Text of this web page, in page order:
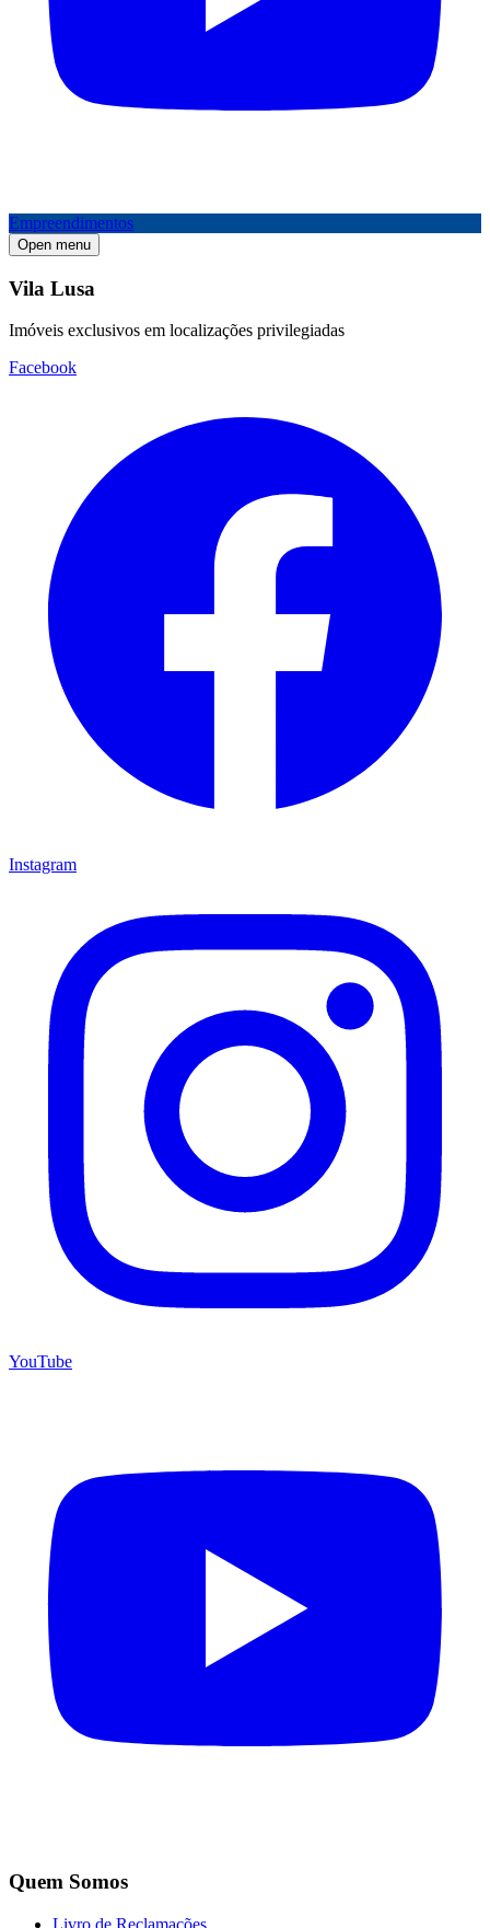
Empreendimentos
Open menu
Vila Lusa
Imóveis exclusivos em localizações privilegiadas
Facebook
Instagram
YouTube
Quem Somos
Livro de Reclamações